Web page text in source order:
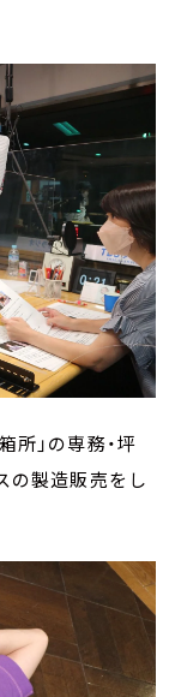
所」の専務・坪
の製造販売をし